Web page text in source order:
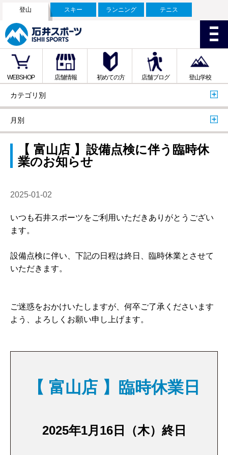
登山 スキー ランニング テニス
WEBSHOP 店舗情報 初めての方 店舗ブログ 登山学校
カテゴリ別
月別
【 富山店 】設備点検に伴う臨時休
業のお知らせ
2025-01-02
いつも石井スポーツをご利用いただきありがとうござい
ます。
設備点検に伴い、下記の日程は終日、臨時休業とさせて
いただきます。
ご迷惑をおかけいたしますが、何卒ご了承くださいます
よう、よろしくお願い申し上げます。
【 富山店 】臨時休業日
2025年1月16日（木）終日